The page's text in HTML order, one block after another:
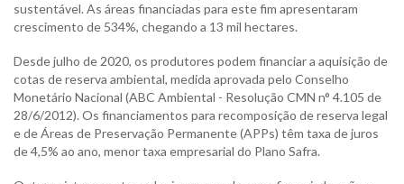
sustentável. As áreas financiadas para este fim apresentaram
crescimento de 534%, chegando a 13 mil hectares.
Desde julho de 2020, os produtores podem financiar a aquisição de
cotas de reserva ambiental, medida aprovada pelo Conselho
Monetário Nacional (ABC Ambiental - Resolução CMN n° 4.105 de
28/6/2012). Os financiamentos para recomposição de reserva legal
e de Áreas de Preservação Permanente (APPs) têm taxa de juros
de 4,5% ao ano, menor taxa empresarial do Plano Safra.